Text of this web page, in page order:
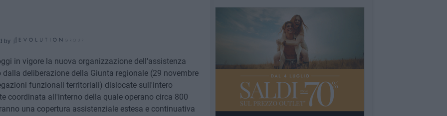
by
in vigore la nuova organizzazione dell'assistenza
deliberazione della Giunta regionale (29 novembre
funzionali territoriali) dislocate sull'intero
coordinata all'interno della quale operano circa 800
una copertura assistenziale estesa e continuativa